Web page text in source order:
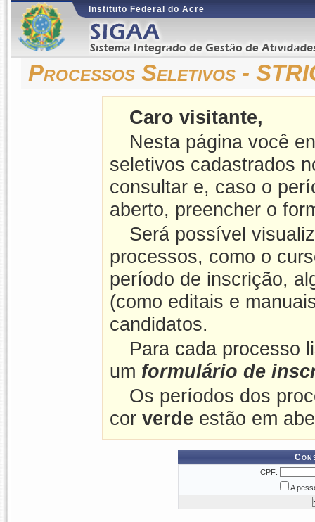
Instituto Federal do Acre
Processos Seletivos -
Caro visitante,
Nesta página você
seletivos cadastrados
consultar e, caso o
aberto, preencher o
Será possível
processos, como o
período de inscrição,
(como editais e
candidatos.
Para cada processo
um formulário de
Os períodos dos
cor verde estão em
CPF:
A